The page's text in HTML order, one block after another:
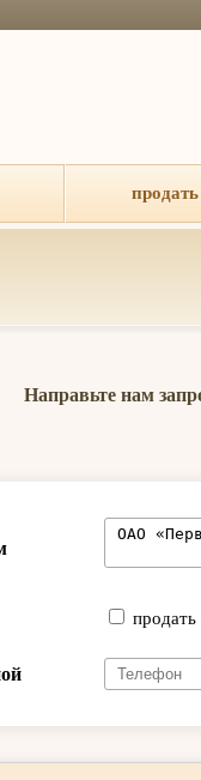
продать
Направьте нам
продать